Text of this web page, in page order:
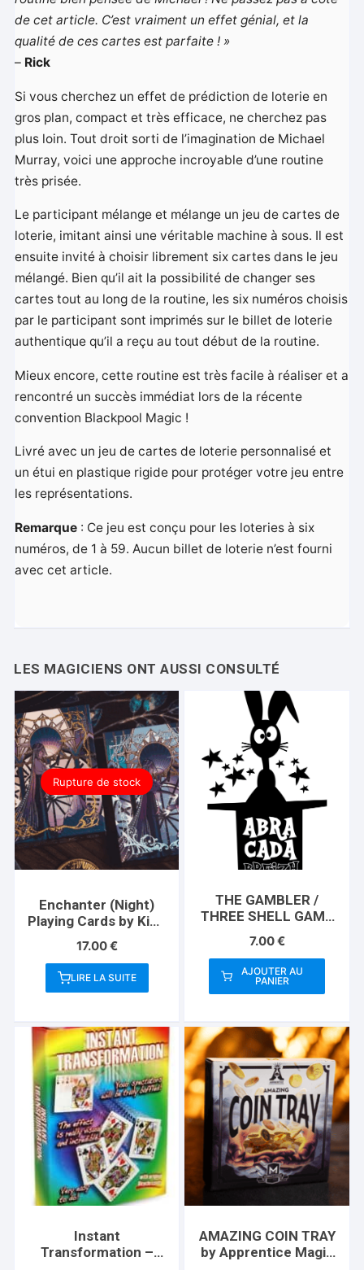
de cet article. C’est vraiment un effet génial, et la
qualité de ces cartes est parfaite ! »
– Rick
Si vous cherchez un effet de prédiction de loterie en
gros plan, compact et très efficace, ne cherchez pas
plus loin. Tout droit sorti de l’imagination de Michael
Murray, voici une approche incroyable d’une routine
très prisée.
Le participant mélange et mélange un jeu de cartes de
loterie, imitant ainsi une véritable machine à sous. Il est
ensuite invité à choisir librement six cartes dans le jeu
mélangé. Bien qu’il ait la possibilité de changer ses
cartes tout au long de la routine, les six numéros choisis
par le participant sont imprimés sur le billet de loterie
authentique qu’il a reçu au tout début de la routine.
Mieux encore, cette routine est très facile à réaliser et a
rencontré un succès immédiat lors de la récente
convention Blackpool Magic !
Livré avec un jeu de cartes de loterie personnalisé et
un étui en plastique rigide pour protéger votre jeu entre
les représentations.
Remarque : Ce jeu est conçu pour les loteries à six
numéros, de 1 à 59. Aucun billet de loterie n’est fourni
avec cet article.
Rupture de stock
Enchanter (Night)
Playing Cards by King
17.00€
LIRE LA SUITE
THE GAMBLER /
THREE SHELL GAME
Instructions) by
Apprentice Magic –
Trick
7.00€
AJOUTER AU
PANIER
Instant
Transformation –
AMAZING COIN TRAY
by Apprentice Magic